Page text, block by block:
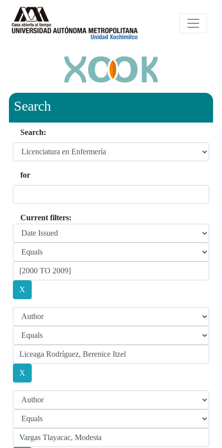
Search
Search:
for
Current filters: